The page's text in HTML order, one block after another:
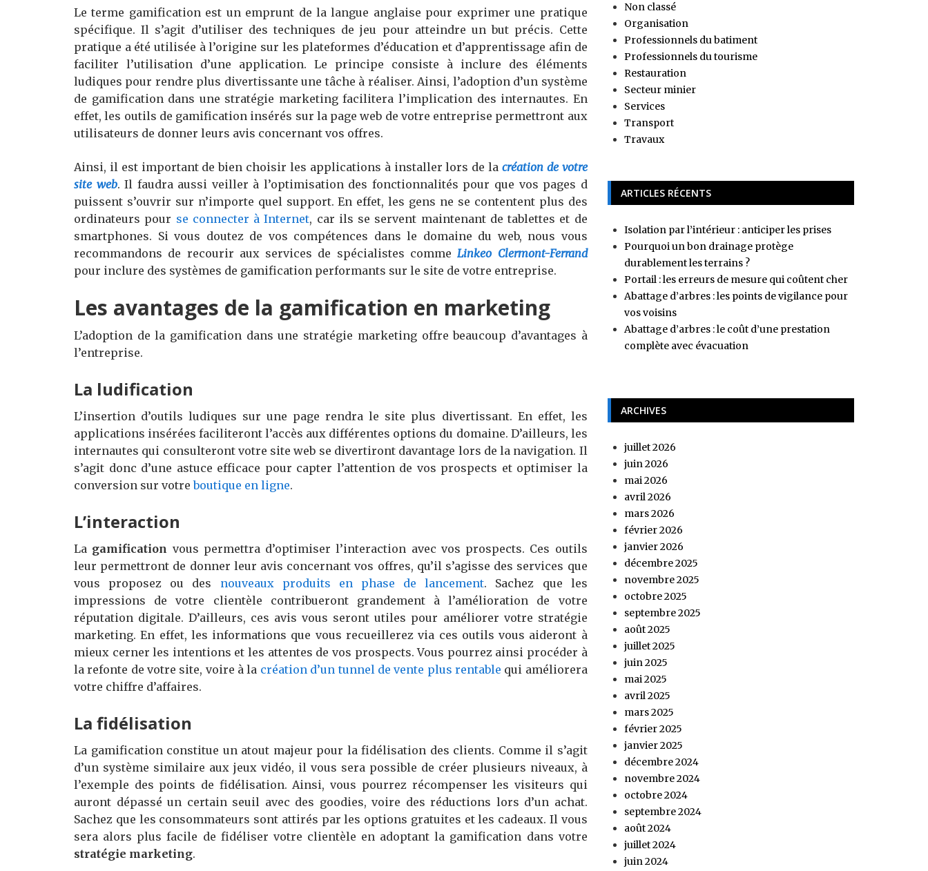
Le terme gamification est un emprunt de la langue anglaise pour exprimer une pratique
spécifique. Il s’agit d’utiliser des techniques de jeu pour atteindre un but précis. Cette
pratique a été utilisée à l’origine sur les plateformes d’éducation et d’apprentissage afin de
faciliter l’utilisation d’une application. Le principe consiste à inclure des éléments
ludiques pour rendre plus divertissante une tâche à réaliser. Ainsi, l’adoption d’un système
de gamification dans une stratégie marketing facilitera l’implication des internautes. En
effet, les outils de gamification insérés sur la page web de votre entreprise permettront aux
utilisateurs de donner leurs avis concernant vos offres.
Ainsi, il est important de bien choisir les applications à installer lors de la création de votre
site web. Il faudra aussi veiller à l’optimisation des fonctionnalités pour que vos pages d
puissent s’ouvrir sur n’importe quel support. En effet, les gens ne se contentent plus des
ordinateurs pour se connecter à Internet, car ils se servent maintenant de tablettes et de
smartphones. Si vous doutez de vos compétences dans le domaine du web, nous vous
recommandons de recourir aux services de spécialistes commeLinkeo Clermont-Ferrand
pour inclure des systèmes de gamification performants sur le site de votre entreprise.
Les avantages de la gamification en marketing
L’adoption de la gamification dans une stratégie marketing offre beaucoup d’avantages à
l’entreprise.
La ludification
L’insertion d’outils ludiques sur une page rendra le site plus divertissant. En effet, les
applications insérées faciliteront l’accès aux différentes options du domaine. D’ailleurs, les
internautes qui consulteront votre site web se divertiront davantage lors de la navigation. Il
s’agit donc d’une astuce efficace pour capter l’attention de vos prospects et optimiser la
conversion sur votreboutique en ligne.
L’interaction
La gamification vous permettra d’optimiser l’interaction avec vos prospects. Ces outils
leur permettront de donner leur avis concernant vos offres, qu’il s’agisse des services que
vous proposez ou des nouveaux produits en phase de lancement. Sachez que les
impressions de votre clientèle contribueront grandement à l’amélioration de votre
réputation digitale. D’ailleurs, ces avis vous seront utiles pour améliorer votre stratégie
marketing. En effet, les informations que vous recueillerez via ces outils vous aideront à
mieux cerner les intentions et les attentes de vos prospects. Vous pourrez ainsi procéder à
la refonte de votre site, voire à la création d’un tunnel de vente plus rentable qui améliorera
votre chiffre d’affaires.
La fidélisation
La gamification constitue un atout majeur pour la fidélisation des clients. Comme il s’agit
d’un système similaire aux jeux vidéo, il vous sera possible de créer plusieurs niveaux, à
l’exemple des points de fidélisation. Ainsi, vous pourrez récompenser les visiteurs qui
auront dépassé un certain seuil avec des goodies, voire des réductions lors d’un achat.
Sachez que les consommateurs sont attirés par les options gratuites et les cadeaux. Il vous
sera alors plus facile de fidéliser votre clientèle en adoptant la gamification dans votre
stratégie marketing.
Non classé
Organisation
Professionnels du batiment
Professionnels du tourisme
Restauration
Secteur minier
Services
Transport
Travaux
ARTICLES RÉCENTS
Isolation par l’intérieur : anticiper les prises
Pourquoi un bon drainage protège
durablement les terrains ?
Portail : les erreurs de mesure qui coûtent cher
Abattage d’arbres : les points de vigilance pour
vos voisins
Abattage d’arbres : le coût d’une prestation
complète avec évacuation
ARCHIVES
juillet 2026
juin 2026
mai 2026
avril 2026
mars 2026
février 2026
janvier 2026
décembre 2025
novembre 2025
octobre 2025
septembre 2025
août 2025
juillet 2025
juin 2025
mai 2025
avril 2025
mars 2025
février 2025
janvier 2025
décembre 2024
novembre 2024
octobre 2024
septembre 2024
août 2024
juillet 2024
juin 2024